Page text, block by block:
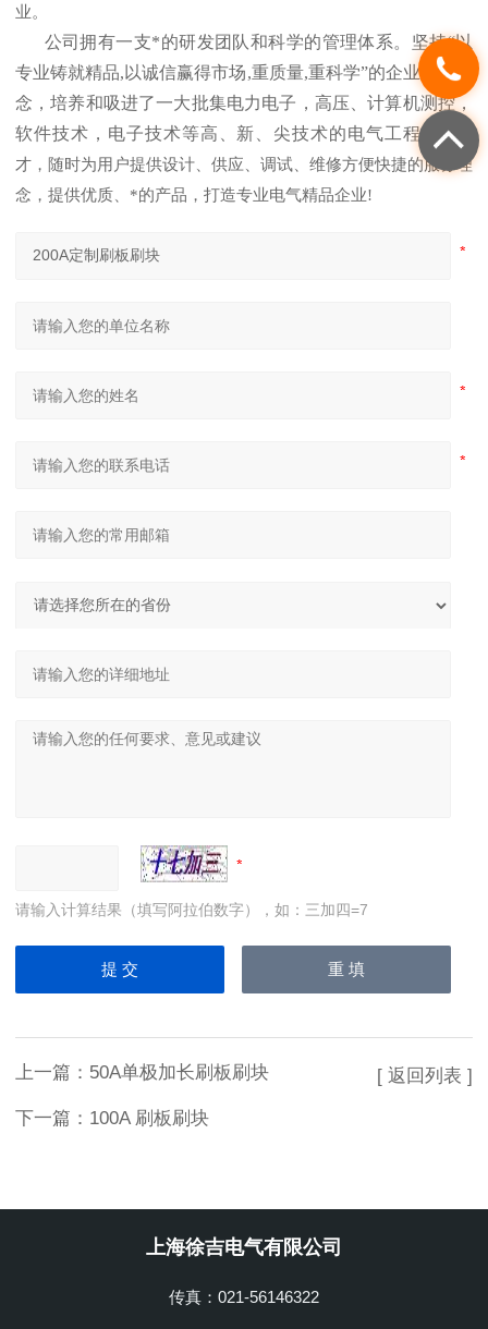
业。
公司拥有一支*的研发团队和科学的管理体系。坚持“以
专业铸就精品,以诚信赢得市场,重质量,重科学”的企业发展理
念，培养和吸进了一大批集电力电子，高压、计算机测控，
软件技术，电子技术等高、新、尖技术的电气工程 技术人
才，随时为用户提供设计、供应、调试、维修方便快捷的服务理
念，提供优质、*的产品，打造专业电气精品企业!
请输入计算结果（填写阿拉伯数字），如：三加四=7
上一篇： 50A单极加长刷板刷块
下一篇： 100A 刷板刷块
[ 返回列表 ]
上海徐吉电气有限公司
传真：021-56146322